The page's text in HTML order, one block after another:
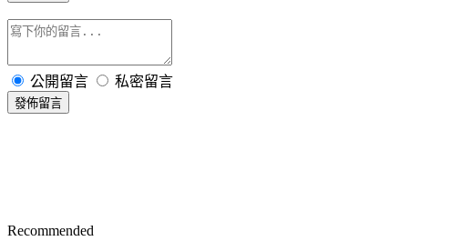
公開留言 私密留言
發佈留言
Recommended